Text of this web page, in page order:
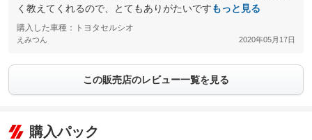
く教えてくれるので、とてもありがたいですもっと見る
購入した車種：トヨタセルシオ
えみつん 2020年05月17日
この販売店のレビュー一覧を見る
購入パック